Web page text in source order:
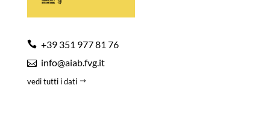
+39 351 977 81 76
info@aiab.fvg.it
vedi tutti i dati